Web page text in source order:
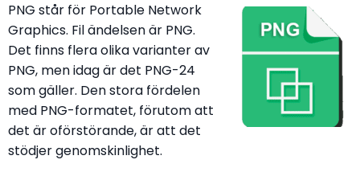
PNG står för Portable Network
Graphics. Fil ändelsen är PNG.
Det finns flera olika varianter av
PNG, men idag är det PNG-24
som gäller. Den stora fördelen
med PNG-formatet, förutom att
det är oförstörande, är att det
stödjer genomskinlighet.